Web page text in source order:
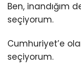
Ben, inandığım
seçiyorum.
Cumhuriyet’e
seçiyorum.